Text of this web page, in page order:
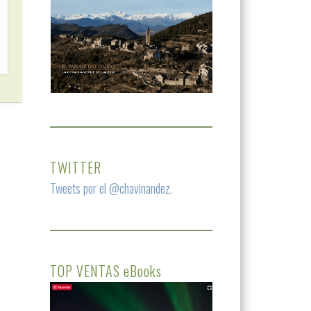
TWITTER
Tweets por el @chavinandez.
TOP VENTAS eBooks